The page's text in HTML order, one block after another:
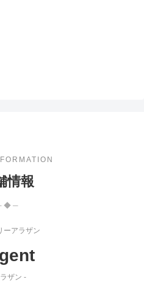
情報
◆ ─
ーアラザン
ザン -